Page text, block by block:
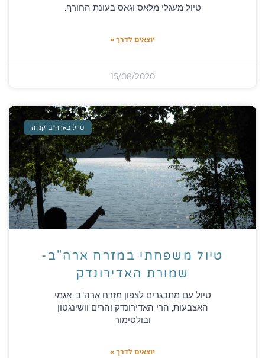
טיול מעגלי מלאס וגאס בעונת החורף.
יוצאים לדרך »
15/08/2020
טיול בארה"ב וקנדה
טיול משפחתי במזרח ארה"ב-
שמורת האדירונדק
טיול עם מתבגרים לצפון מזרח ארה"ב: אגמי
האצבעות, הרי האדירונדק והרים וושינגטון
ובולטימור
יוצאים לדרך »